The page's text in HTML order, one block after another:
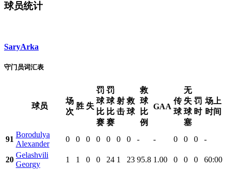
球员统计
SaryArka
守门员词汇表
球员
场
次
胜 失
罚
球
比
赛
罚
球
比
赛
射
击
救
球
救
球
比
例
GAA
传
球
无
失
球
塞
罚
时
场上
时间
91
Borodulya
Alexander
0 0 0 0 0 0 0 - - 0 0 0 -
20
Gelashvili
Georgy
1 1 0 0 24 1 23 95.8 1.00 0 0 0
60:00